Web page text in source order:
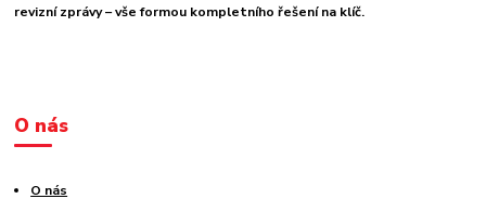
revizní zprávy – vše formou kompletního řešení na klíč.
O nás
O nás